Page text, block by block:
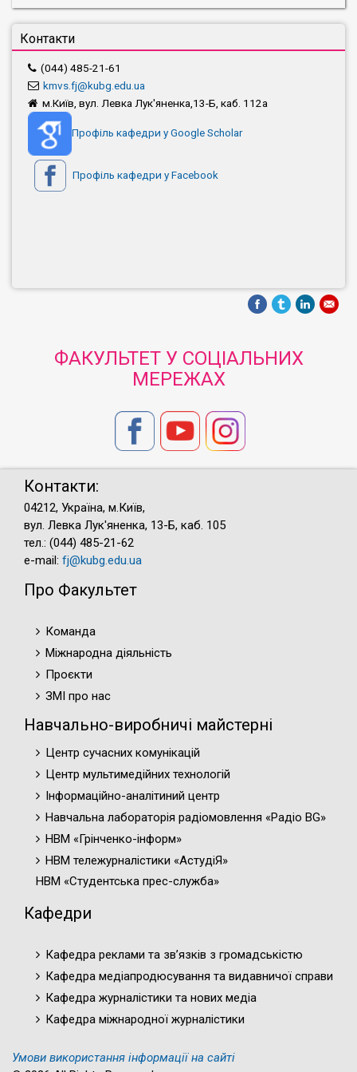
Контакти
(044) 485-21-61
kmvs.fj@kubg.edu.ua
м.Київ, вул. Левка Лук'яненка,13-Б, каб. 112а
Профіль кафедри у Google Scholar
Профіль кафедри у Facebook
ФАКУЛЬТЕТ У СОЦІАЛЬНИХ
МЕРЕЖАХ
Контакти:
04212, Україна, м.Київ,
вул. Левка Лук'яненка, 13-Б, каб. 105
тел.: (044) 485-21-62
e-mail: fj@kubg.edu.ua
Про Факультет
Команда
Міжнародна діяльність
Проєкти
ЗМІ про нас
Навчально-виробничі майстерні
Центр сучасних комунікацій
Центр мультимедійних технологій
Інформаційно-аналітиний центр
Навчальна лабораторія радіомовлення «Радіо BG»
НВМ «Грінченко-інформ»
НВМ тележурналістики «АстудіЯ»
НВМ «Студентська прес-служба»
Кафедри
Кафедра реклами та зв’язків з громадськістю
Кафедра медіапродюсування та видавничої справи
Кафедра журналістики та нових медіа
Кафедра міжнародної журналістики
Умови використання інформації на сайті